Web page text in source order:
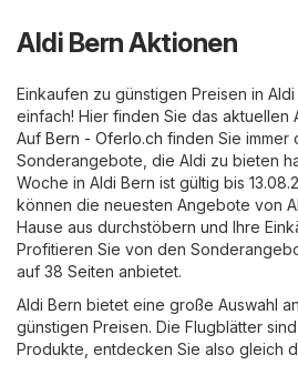
Aldi Bern Aktionen
Einkaufen zu günstigen Preisen in
einfach! Hier finden Sie das aktuellen
Auf Bern - Oferlo.ch finden Sie immer
Sonderangebote, die Aldi zu bieten
Woche in Aldi Bern ist gültig bis
können die neuesten Angebote von
Hause aus durchstöbern und Ihre
Profitieren Sie von den
auf 38 Seiten anbietet.
Aldi Bern bietet eine große Auswahl
günstigen Preisen. Die Flugblätter
Produkte, entdecken Sie also gleich